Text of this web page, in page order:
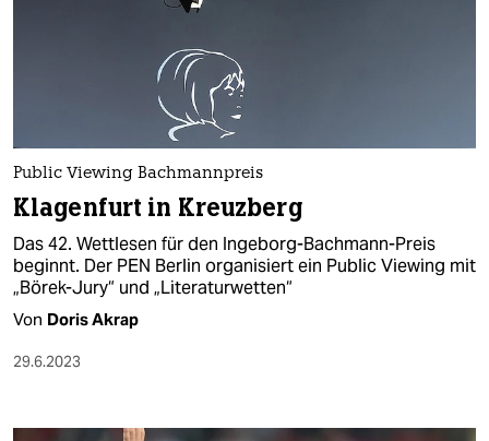
Public Viewing Bachmannpreis
Klagenfurt in Kreuzberg
Das 42. Wettlesen für den Ingeborg-Bachmann-Preis
beginnt. Der PEN Berlin organisiert ein Public Viewing mit
„Börek-Jury“ und „Literaturwetten“
Von Doris Akrap
29.6.2023